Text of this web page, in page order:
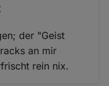
der "Geist
an mir
rein nix.